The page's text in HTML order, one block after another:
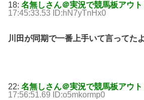
18: 名無しさん＠実況で競馬板アウト
17:45:33.53 ID:hN7yTnHx0
川田が同期で一番上手いて言ってた
22: 名無しさん＠実況で競馬板アウト
17:56:51.69 ID:o5mkormp0